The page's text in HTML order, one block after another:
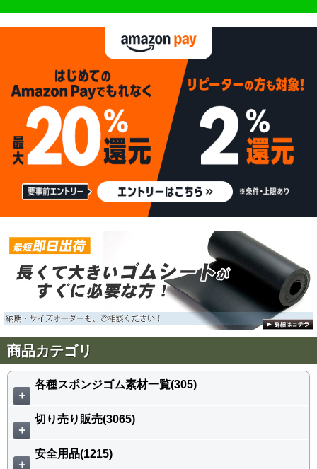
商品カテゴリ
＋
各種スポンジゴム素材一覧(305)
＋
切り売り販売(3065)
＋
安全用品(1215)